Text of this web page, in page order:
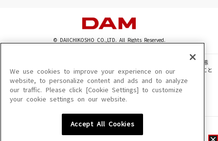
© DAIICHIKOSHO CO.,LTD. All Rights Reserved.
このサイトに掲載されている一切の文章・画像・写真・動画・音声等を、手段や形態
を問わず、著作権法の定める範囲を超えて無断で複製、転載、ファイル化などすること
を禁じます。
楽曲及びコンテンツは、機種によりご利用いただけない場合があります。
楽曲及びコンテンツの配信日、配信内容が変更になる場合があります。
We use cookies to improve your experience on our
website, to personalize content and ads and to analyze
our traffic. Please click [Cookie Settings] to customize
your cookie settings on our website.
Accept All Cookies